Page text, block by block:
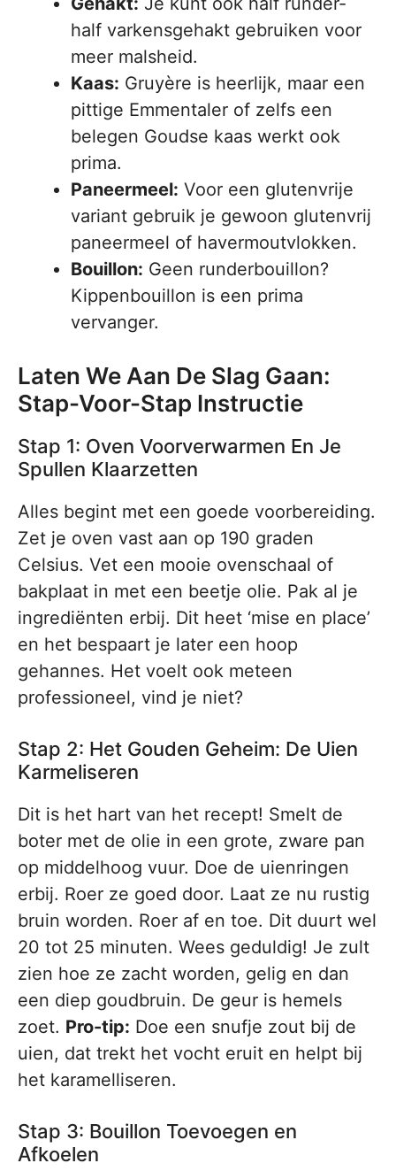
half varkensgehakt gebruiken voor
meer malsheid.
Kaas: Gruyère is heerlijk, maar een
pittige Emmentaler of zelfs een
belegen Goudse kaas werkt ook
prima.
Paneermeel: Voor een glutenvrije
variant gebruik je gewoon glutenvrij
paneermeel of havermoutvlokken.
Bouillon: Geen runderbouillon?
Kippenbouillon is een prima
vervanger.
Laten We Aan De Slag Gaan:
Stap-Voor-Stap Instructie
Stap 1: Oven Voorverwarmen En Je
Spullen Klaarzetten
Alles begint met een goede voorbereiding.
Zet je oven vast aan op 190 graden
Celsius. Vet een mooie ovenschaal of
bakplaat in met een beetje olie. Pak al je
ingrediënten erbij. Dit heet ‘mise en place’
en het bespaart je later een hoop
gehannes. Het voelt ook meteen
professioneel, vind je niet?
Stap 2: Het Gouden Geheim: De Uien
Karmeliseren
Dit is het hart van het recept! Smelt de
boter met de olie in een grote, zware pan
op middelhoog vuur. Doe de uienringen
erbij. Roer ze goed door. Laat ze nu rustig
bruin worden. Roer af en toe. Dit duurt wel
20 tot 25 minuten. Wees geduldig! Je zult
zien hoe ze zacht worden, gelig en dan
een diep goudbruin. De geur is hemels
zoet. Pro-tip: Doe een snufje zout bij de
uien, dat trekt het vocht eruit en helpt bij
het karamelliseren.
Stap 3: Bouillon Toevoegen en
Afkoelen